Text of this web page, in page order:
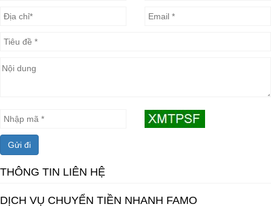
Gửi đi
THÔNG TIN LIÊN HỆ
DỊCH VỤ CHUYỂN TIỀN NHANH FAMO